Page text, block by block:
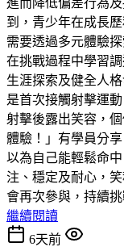
到，青少年在成長
需要透過多元體驗
在挑戰過程中學習
生涯探索及健全人
是首次接觸射擊運
射擊後露出笑容，
體驗！」有學員分
以為自己能輕鬆命
注、穩定及耐心，
會再次參與，持續
繼續閱讀
6天前